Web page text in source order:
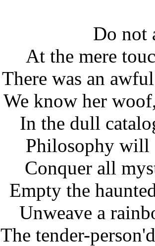
Do not
At the mere
There was an
We know her
In the dull
Philosophy will
Conquer all
Empty the
Unweave a
The tender-